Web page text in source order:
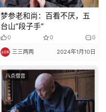
梦参老和尚：百看不厌，五
台山“段子手”
0 0 0
三三两两 2024年1月10日
八点僧音